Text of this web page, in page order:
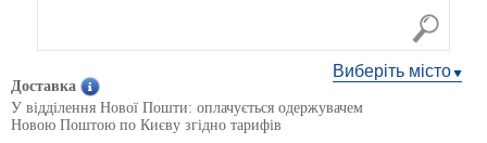
Виберіть місто
Доставка
У відділення Нової Пошти: оплачується одержувачем
Новою Поштою по Києву згідно тарифів